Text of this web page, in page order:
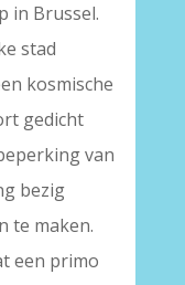
in Brussel.
stad
kosmische
gedicht
van
bezig
te maken.
een primo